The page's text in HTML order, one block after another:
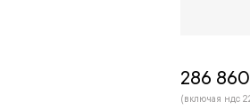
286
(включая ндс